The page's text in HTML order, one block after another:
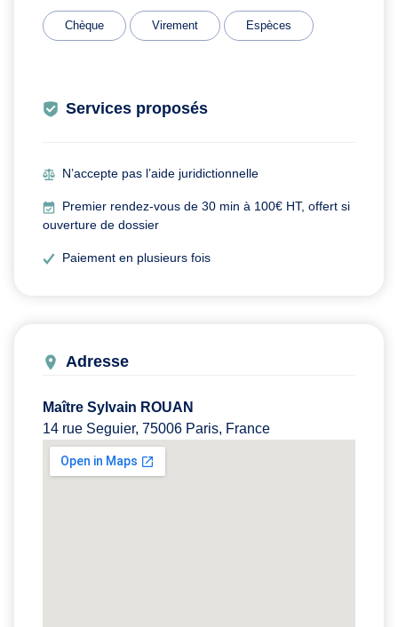
Chèque Virement Espèces
Services proposés
N’accepte pas l’aide juridictionnelle
Premier rendez-vous de 30 min à 100€ HT, offert si
ouverture de dossier
Paiement en plusieurs fois
Adresse
Maître Sylvain ROUAN
14 rue Seguier, 75006 Paris, France